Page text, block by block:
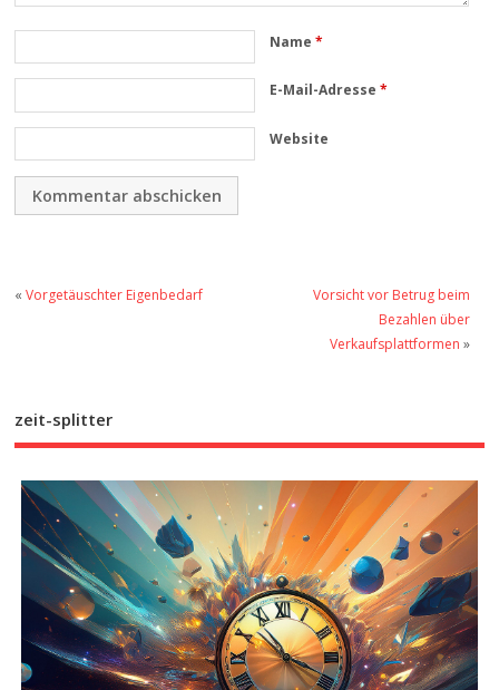
Name*
E-Mail-Adresse*
Website
«Vorgetäuschter Eigenbedarf
Vorsicht vor Betrug beim
Bezahlen über
Verkaufsplattformen »
zeit-splitter